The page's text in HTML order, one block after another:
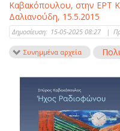
Καβακόπουλου, στην ΕΡΤ
Δαλιανούδη, 15.5.2015
Δημοσίευση: 15-05-2025 08:27 |
Συνημμένα αρχεία